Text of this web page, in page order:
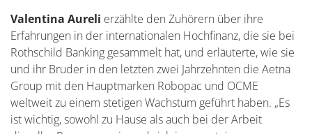
Valentina Aureli erzählte den Zuhörern über ihre
Erfahrungen in der internationalen Hochfinanz, die sie bei
Rothschild Banking gesammelt hat, und erläuterte, wie sie
und ihr Bruder in den letzten zwei Jahrzehnten die Aetna
Group mit den Hauptmarken Robopac und OCME
weltweit zu einem stetigen Wachstum geführt haben. „Es
ist wichtig, sowohl zu Hause als auch bei der Arbeit